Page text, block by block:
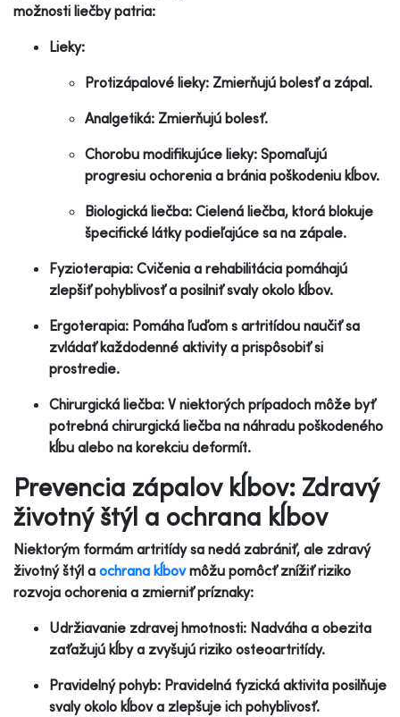
možnosti liečby patria:
Lieky:
Protizápalové lieky: Zmierňujú bolesť a zápal.
Analgetiká: Zmierňujú bolesť.
Chorobu modifikujúce lieky: Spomaľujú
progresiu ochorenia a bránia poškodeniu kĺbov.
Biologická liečba: Cielená liečba, ktorá blokuje
špecifické látky podieľajúce sa na zápale.
Fyzioterapia: Cvičenia a rehabilitácia pomáhajú
zlepšiť pohyblivosť a posilniť svaly okolo kĺbov.
Ergoterapia: Pomáha ľuďom s artritídou naučiť sa
zvládať každodenné aktivity a prispôsobiť si
prostredie.
Chirurgická liečba: V niektorých prípadoch môže byť
potrebná chirurgická liečba na náhradu poškodeného
kĺbu alebo na korekciu deformít.
Prevencia zápalov kĺbov: Zdravý
životný štýl a ochrana kĺbov
Niektorým formám artritídy sa nedá zabrániť, ale zdravý
životný štýl a ochrana kĺbovmôžu pomôcť znížiť riziko
rozvoja ochorenia a zmierniť príznaky:
Udržiavanie zdravej hmotnosti: Nadváha a obezita
zaťažujú kĺby a zvyšujú riziko osteoartritídy.
Pravidelný pohyb: Pravidelná fyzická aktivita posilňuje
svaly okolo kĺbov a zlepšuje ich pohyblivosť.